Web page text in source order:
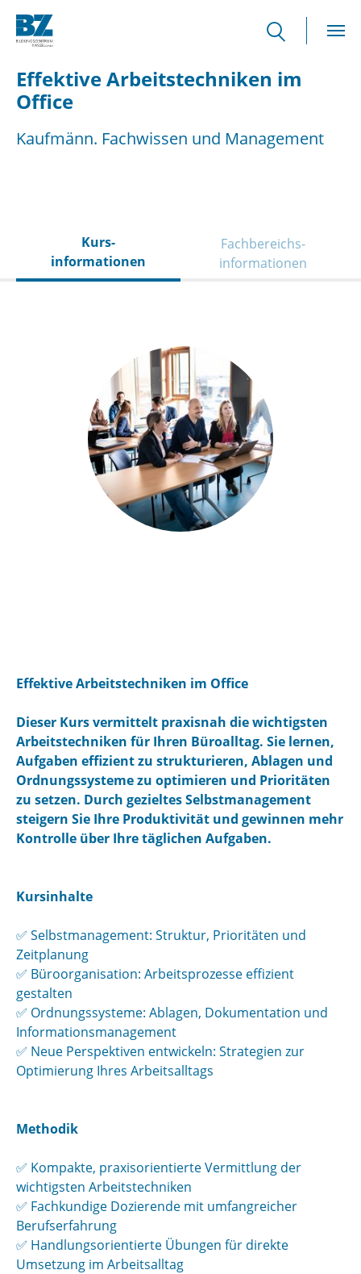
Effektive Arbeitstechniken im
Office
Kaufmänn. Fachwissen und Management
Kurs­
informationen
Fachbereichs­
informationen
Effektive Arbeitstechniken im Office
Dieser Kurs vermittelt praxisnah die wichtigsten
Arbeitstechniken für Ihren Büroalltag. Sie lernen,
Aufgaben effizient zu strukturieren, Ablagen und
Ordnungssysteme zu optimieren und Prioritäten
zu setzen. Durch gezieltes Selbstmanagement
steigern Sie Ihre Produktivität und gewinnen mehr
Kontrolle über Ihre täglichen Aufgaben.
Kursinhalte
✅ Selbstmanagement: Struktur, Prioritäten und
Zeitplanung
✅ Büroorganisation: Arbeitsprozesse effizient
gestalten
✅ Ordnungssysteme: Ablagen, Dokumentation und
Informationsmanagement
✅ Neue Perspektiven entwickeln: Strategien zur
Optimierung Ihres Arbeitsalltags
Methodik
✅ Kompakte, praxisorientierte Vermittlung der
wichtigsten Arbeitstechniken
✅ Fachkundige Dozierende mit umfangreicher
Berufserfahrung
✅ Handlungsorientierte Übungen für direkte
Umsetzung im Arbeitsalltag